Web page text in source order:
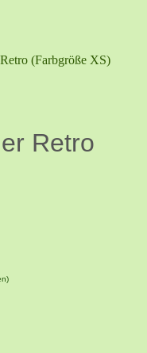
(Farbgröße XS)
Retro